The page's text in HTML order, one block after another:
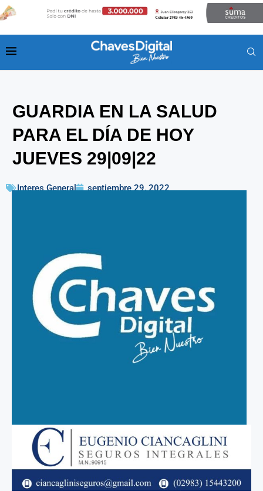
GUARDIA EN LA SALUD
PARA EL DÍA DE HOY
JUEVES 29|09|22
Interes General septiembre 29, 2022